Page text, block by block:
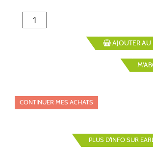
AJOUTER AU
CONTINUER MES ACHATS
PLUS D'INFO SUR